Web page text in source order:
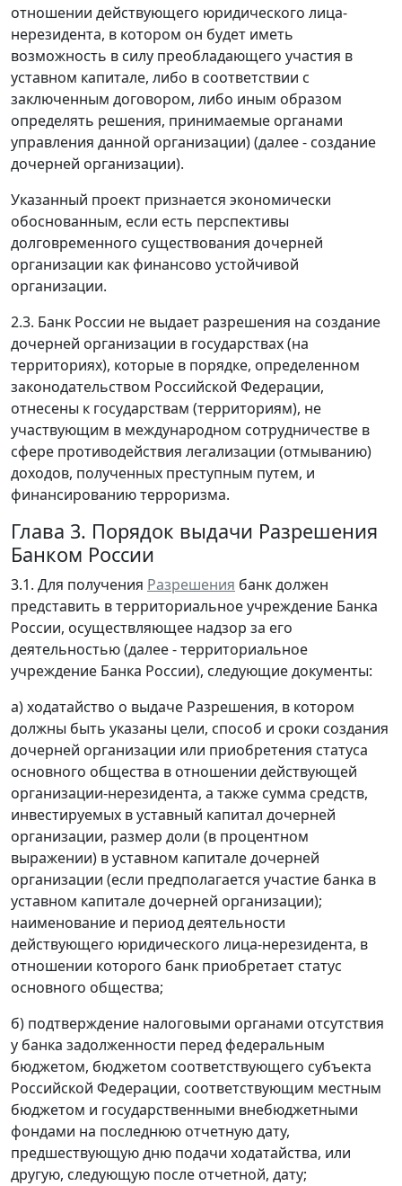
отношении действующего юридического лица-
нерезидента, в котором он будет иметь
возможность в силу преобладающего участия в
уставном капитале, либо в соответствии с
заключенным договором, либо иным образом
определять решения, принимаемые органами
управления данной организации) (далее - создание
дочерней организации).
Указанный проект признается экономически
обоснованным, если есть перспективы
долговременного существования дочерней
организации как финансово устойчивой
организации.
2.3. Банк России не выдает разрешения на создание
дочерней организации в государствах (на
территориях), которые в порядке, определенном
законодательством Российской Федерации,
отнесены к государствам (территориям), не
участвующим в международном сотрудничестве в
сфере противодействия легализации (отмыванию)
доходов, полученных преступным путем, и
финансированию терроризма.
Глава 3. Порядок выдачи Разрешения
Банком России
3.1. Для получения Разрешения банк должен
представить в территориальное учреждение Банка
России, осуществляющее надзор за его
деятельностью (далее - территориальное
учреждение Банка России), следующие документы:
а) ходатайство о выдаче Разрешения, в котором
должны быть указаны цели, способ и сроки создания
дочерней организации или приобретения статуса
основного общества в отношении действующей
организации-нерезидента, а также сумма средств,
инвестируемых в уставный капитал дочерней
организации, размер доли (в процентном
выражении) в уставном капитале дочерней
организации (если предполагается участие банка в
уставном капитале дочерней организации);
наименование и период деятельности
действующего юридического лица-нерезидента, в
отношении которого банк приобретает статус
основного общества;
б) подтверждение налоговыми органами отсутствия
у банка задолженности перед федеральным
бюджетом, бюджетом соответствующего субъекта
Российской Федерации, соответствующим местным
бюджетом и государственными внебюджетными
фондами на последнюю отчетную дату,
предшествующую дню подачи ходатайства, или
другую, следующую после отчетной, дату;